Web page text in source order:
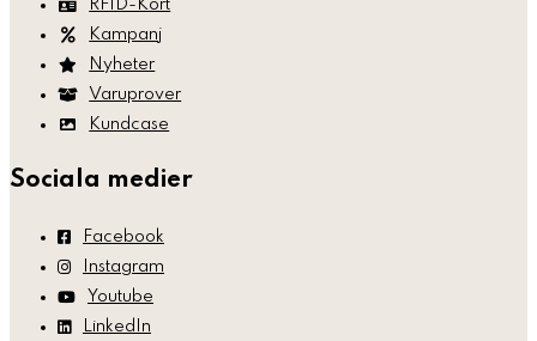
RFID-Kort
Kampanj
Nyheter
Varuprover
Kundcase
Sociala medier
Facebook
Instagram
Youtube
LinkedIn